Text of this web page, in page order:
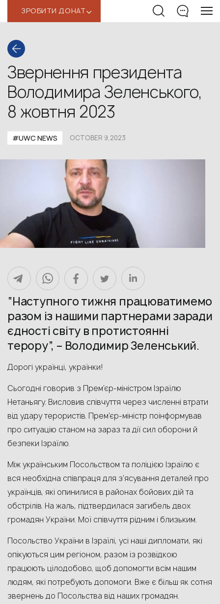
ЗРОБИТИ ДОНАТ‹
Звернення президента
Володимира Зеленського,
8 жовтня 2023
#UWС NEWS OCTOBER 9,2023
“Наступного тижня працюватимемо
разом із нашими партнерами заради
єдності світу в протистоянні
терору”, – Володимир Зеленський.
Дорогі українці, українки!
Сьогодні говорив з Прем’єр-міністром Ізраїлю
Нетаньягу. Висловив співчуття через численні втрати
від удару терористів. Прем’єр-міністр поінформував
про ситуацію станом на зараз та дії сил оборони й
безпеки Ізраїлю.
Між українським Посольством та поліцією Ізраїлю є
вся необхідна співпраця для з’ясування деталей про
українців, які опинилися в районах бойових дій та
обстрілів. На жаль, підтвердилася загибель двох
громадян України. Мої співчуття рідним і близьким.
Посольство України в Ізраїлі, усі наші дипломати, які
опікуються цим регіоном, разом із розвідкою
працюють цілодобово, щоб допомогти всім нашим
людям, які потребують допомоги. Вже є більш як сотня
звернень до Посольства від наших громадян.